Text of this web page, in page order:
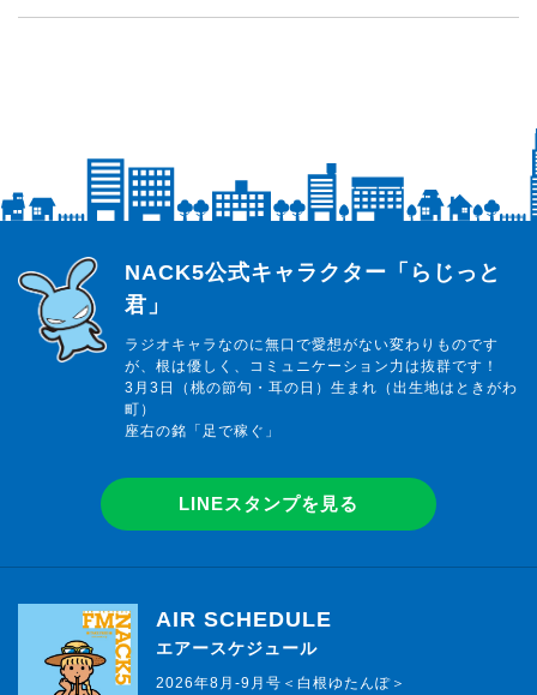
らじっと君
NACK5公式キャラクター「らじっと
君」
ラジオキャラなのに無口で愛想がない変わりものです
が、根は優しく、コミュニケーション力は抜群です！
3月3日（桃の節句・耳の日）生まれ（出生地はときがわ
町）
座右の銘「足で稼ぐ」
LINEスタンプを見る
AIR SCHEDULE
エアースケジュール
2026年8月-9月号＜白根ゆたんぽ＞